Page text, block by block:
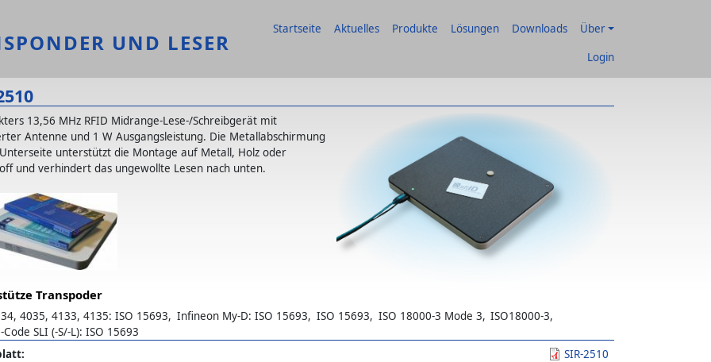
UND LESER
Hauptmenu DE
Startseite Aktuelles Produkte Lösungen Downloads
Über
Login
13,56 MHz RFID Midrange-Lese-/Schreibgerät mit
Antenne und 1 W Ausgangsleistung. Die Metallabschirmung
unterstützt die Montage auf Metall, Holz oder
und verhindert das ungewollte Lesen nach unten.
Transpoder
4035, 4133, 4135: ISO 15693 Infineon My-D: ISO 15693 ISO 15693 ISO 18000-3 Mode 3
ISO18000-3
Code SLI (-S/-L): ISO 15693
SIR-2510